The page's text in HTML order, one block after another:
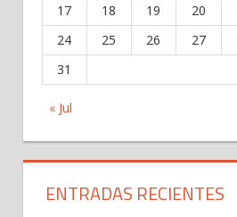
« Jul
17
18 19 20
24
25 26 27
31
ENTRADAS RECIENTES